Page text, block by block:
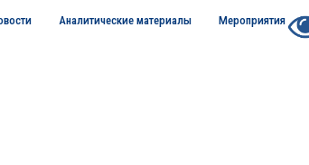
Аналитические материалы
Мероприятия